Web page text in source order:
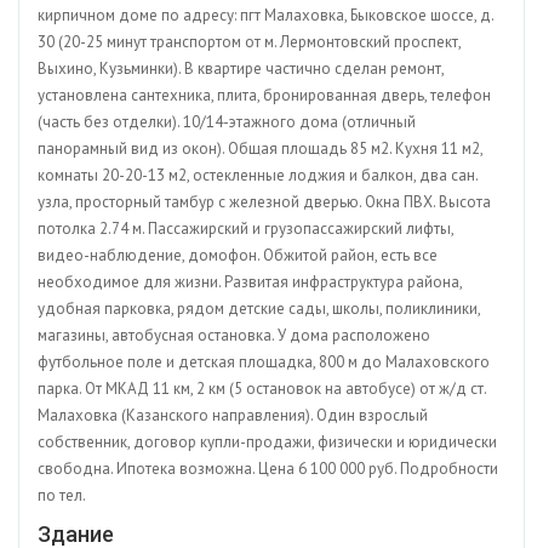
кирпичном доме по адресу: пгт Малаховка, Быковское шоссе, д.
30 (20-25 минут транспортом от м. Лермонтовский проспект,
Выхино, Кузьминки). В квартире частично сделан ремонт,
установлена сантехника, плита, бронированная дверь, телефон
(часть без отделки). 10/14-этажного дома (отличный
панорамный вид из окон). Общая площадь 85 м2. Кухня 11 м2,
комнаты 20-20-13 м2, остекленные лоджия и балкон, два сан.
узла, просторный тамбур с железной дверью. Окна ПВХ. Высота
потолка 2.74 м. Пассажирский и грузопассажирский лифты,
видео-наблюдение, домофон. Обжитой район, есть все
необходимое для жизни. Развитая инфраструктура района,
удобная парковка, рядом детские сады, школы, поликлиники,
магазины, автобусная остановка. У дома расположено
футбольное поле и детская площадка, 800 м до Малаховского
парка. От МКАД 11 км, 2 км (5 остановок на автобусе) от ж/д ст.
Малаховка (Казанского направления). Один взрослый
собственник, договор купли-продажи, физически и юридически
свободна. Ипотека возможна. Цена 6 100 000 руб. Подробности
по тел.
Здание